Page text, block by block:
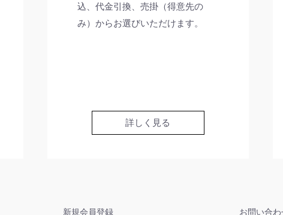
込、代金引換、売掛（得意先の
み）からお選びいただけます。
詳しく見る
新規会員登録 お問い合わ